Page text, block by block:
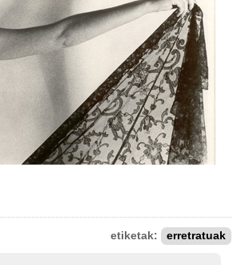
etiketak: erretratuak